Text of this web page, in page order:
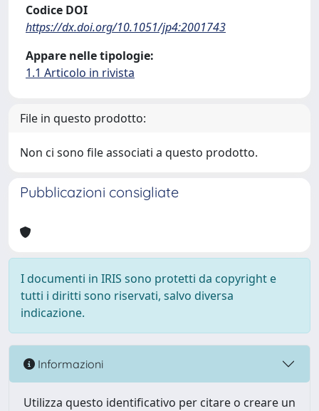
Codice DOI
https://dx.doi.org/10.1051/jp4:2001743
Appare nelle tipologie:
1.1 Articolo in rivista
File in questo prodotto:
Non ci sono file associati a questo prodotto.
Pubblicazioni consigliate
I documenti in IRIS sono protetti da copyright e
tutti i diritti sono riservati, salvo diversa
indicazione.
Informazioni
Utilizza questo identificativo per citare o creare un